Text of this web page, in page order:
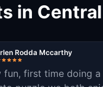
in
Rodda Mccarthy
fun, first time doing a